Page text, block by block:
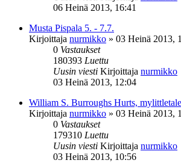
06 Heinä 2013, 16:41
Musta Pispala 5. - 7.7.
Kirjoittaja nurmikko » 03 Heinä 2013,
0 Vastaukset
180393 Luettu
Uusin viesti Kirjoittaja nurmikko
03 Heinä 2013, 12:04
William S. Burroughs Hurts,
Kirjoittaja nurmikko » 03 Heinä 2013,
0 Vastaukset
179310 Luettu
Uusin viesti Kirjoittaja nurmikko
03 Heinä 2013, 10:56